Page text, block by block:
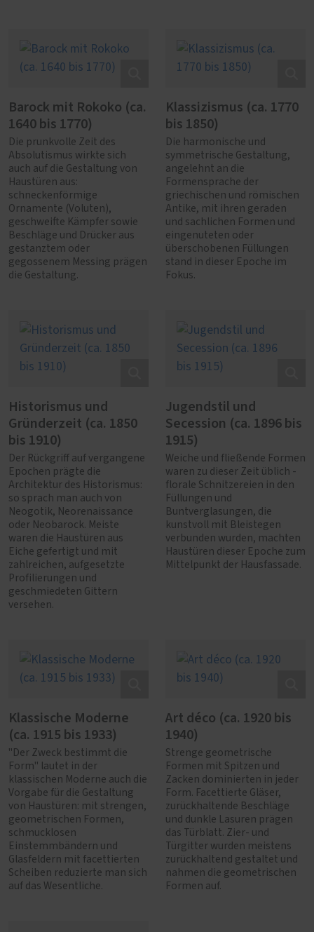
Barock mit Rokoko (ca.
1640 bis 1770)
Die prunkvolle Zeit des
Absolutismus wirkte sich
auch auf die Gestaltung von
Haustüren aus:
schneckenförmige
Ornamente (Voluten),
geschweifte Kämpfer sowie
Beschläge und Drücker aus
gestanztem oder
gegossenem Messing prägen
die Gestaltung.
Klassizismus (ca. 1770
bis 1850)
Die harmonische und
symmetrische Gestaltung,
angelehnt an die
Formensprache der
griechischen und römischen
Antike, mit ihren geraden
und sachlichen Formen und
eingenuteten oder
überschobenen Füllungen
stand in dieser Epoche im
Fokus.
Historismus und
Gründerzeit (ca. 1850
bis 1910)
Der Rückgriff auf vergangene
Epochen prägte die
Architektur des Historismus:
so sprach man auch von
Neogotik, Neorenaissance
oder Neobarock. Meiste
waren die Haustüren aus
Eiche gefertigt und mit
zahlreichen, aufgesetzte
Profilierungen und
geschmiedeten Gittern
versehen.
Jugendstil und
Secession (ca. 1896 bis
1915)
Weiche und fließende Formen
waren zu dieser Zeit üblich -
florale Schnitzereien in den
Füllungen und
Buntverglasungen, die
kunstvoll mit Bleistegen
verbunden wurden, machten
Haustüren dieser Epoche zum
Mittelpunkt der Hausfassade.
Klassische Moderne
(ca. 1915 bis 1933)
"Der Zweck bestimmt die
Form" lautet in der
klassischen Moderne auch die
Vorgabe für die Gestaltung
von Haustüren: mit strengen,
geometrischen Formen,
schmucklosen
Einstemmbändern und
Glasfeldern mit facettierten
Scheiben reduzierte man sich
auf das Wesentliche.
Art déco (ca. 1920 bis
1940)
Strenge geometrische
Formen mit Spitzen und
Zacken dominierten in jeder
Form. Facettierte Gläser,
zurückhaltende Beschläge
und dunkle Lasuren prägen
das Türblatt. Zier- und
Türgitter wurden meistens
zurückhaltend gestaltet und
nahmen die geometrischen
Formen auf.